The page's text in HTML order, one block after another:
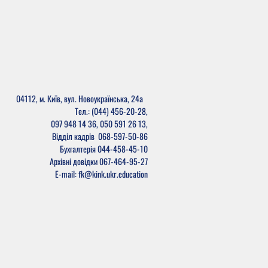
04112, м. Київ, вул. Новоукраїнська, 24а
Тел.: (044) 456-20-28,
097 948 14 36, 050 591 26 13,
Відділ кадрів 068-597-50-86
Бухгалтерія044-458-45-10
Архівні довідки 067-464-95-27
E-mail: fk@kink.ukr.education